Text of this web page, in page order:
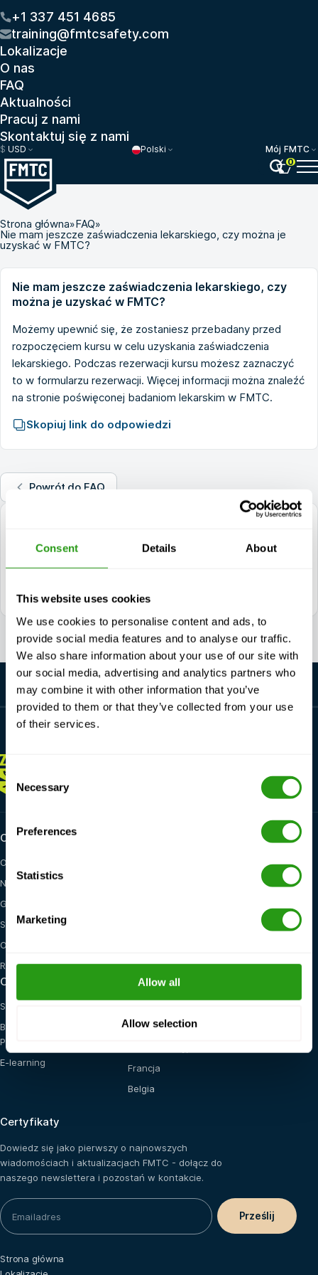
Consent Details About
This website uses cookies
We use cookies to personalise content and ads, to
provide social media features and to analyse our traffic.
We also share information about your use of our site with
our social media, advertising and analytics partners who
may combine it with other information that you’ve
provided to them or that they’ve collected from your use
of their services.
Consent
Selection
Necessary
Preferences
Statistics
Marketing
Allow all
Allow selection
+1 337 451 4685
training@fmtcsafety.com
Lokalizacje
O nas
FAQ
Aktualności
Pracuj z nami
Skontaktuj się z nami
$ USD Polski
Mój FMTC
0
Strona główna»FAQ»
Nie mam jeszcze zaświadczenia lekarskiego, czy można je
uzyskać w FMTC?
Nie mam jeszcze zaświadczenia lekarskiego, czy
można je uzyskać w FMTC?
Możemy upewnić się, że zostaniesz przebadany przed
rozpoczęciem kursu w celu uzyskania zaświadczenia
lekarskiego. Podczas rezerwacji kursu możesz zaznaczyć
to w formularzu rezerwacji. Więcej informacji można znaleźć
na stronie poświęconej badaniom lekarskim w FMTC.
Skopiuj link do odpowiedzi
Powrót do FAQ
+1 337 451 4685
training@fmtcsafety.com
Dostępny codziennie w godzinach 7:00 - 17:00 (GMT +1)
ZAWSZE
training@fmtcsafety.com
Certifications
OPITO
NOGEPA
GWO
STCW
OSHA
Red Cross
Opcje szkoleniowe
Szkolenie na miejscu
Blended (E-learning +
Praktyka)
E-learning
Lokalizacje
Holandia
Francja
Belgia
Certyfikaty
Dowiedz się jako pierwszy o najnowszych
wiadomościach i aktualizacjach FMTC - dołącz do
naszego newslettera i pozostań w kontakcie.
Strona główna